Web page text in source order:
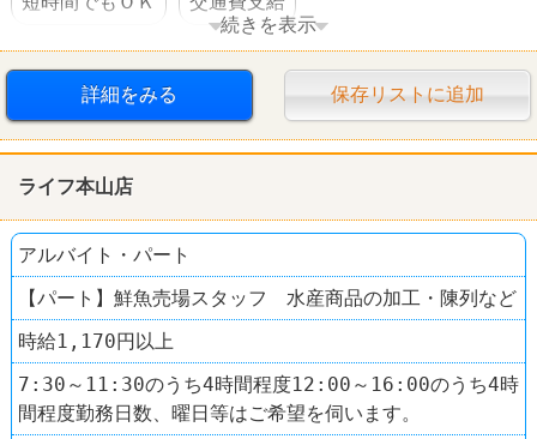
扶養控除内のオシゴト スーパー ライフ
続きを表示
詳細をみる 保存リストに追加
ライフ本山店
アルバイト・パート
【パート】鮮魚売場スタッフ 水産商品の加工・陳列など
時給1,170円以上
7:30～11:30のうち4時間程度12:00～16:00のうち4時
間程度勤務日数、曜日等はご希望を伺います。